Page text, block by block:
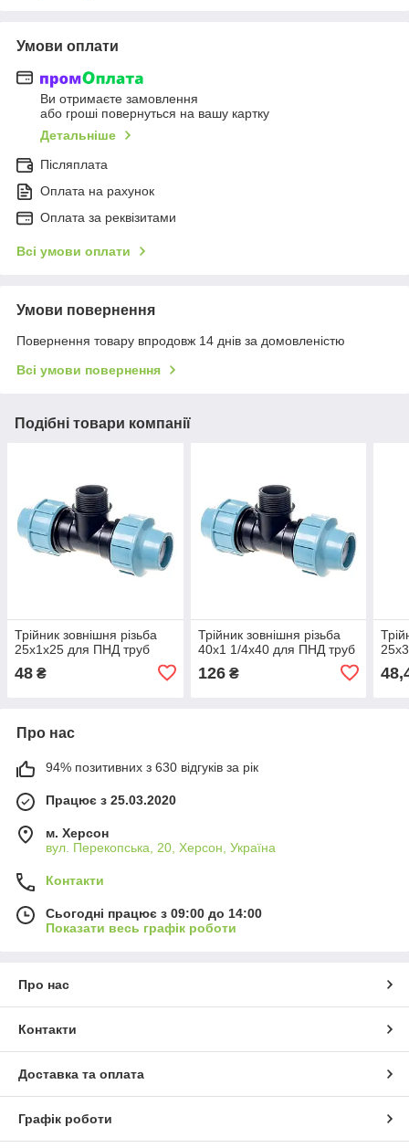
Умови оплати
Ви отримаєте замовлення
або гроші повернуться на вашу картку
Детальніше
Післяплата
Оплата на рахунок
Оплата за реквізитами
Всі умови оплати
Умови повернення
Повернення товару впродовж 14 днів за домовленістю
Всі умови повернення
Подібні товари компанії
Трійник зовнішня різьба
25х1х25 для ПНД труб
48 ₴
Трійник зовнішня різьба
40х1 1/4х40 для ПНД труб
126₴
Про нас
94% позитивних з 630 відгуків за рік
Працює з 25.03.2020
м. Херсон
вул. Перекопська, 20, Херсон, Україна
Контакти
Сьогодні працює з 09:00 до 14:00
Показати весь графік роботи
Про нас
Контакти
Доставка та оплата
Графік роботи